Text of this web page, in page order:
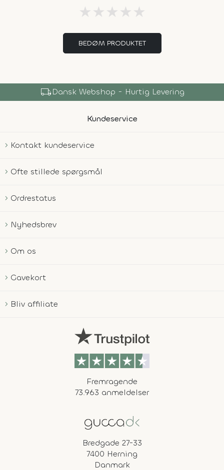
★ ★ ★ ★ ★
BEDØM PRODUKTET
local_shippingDansk Webshop - Hurtig Levering
Kundeservice
Kontakt kundeservice
Ofte stillede spørgsmål
Ordrestatus
Nyhedsbrev
Om os
Gavekort
Bliv affiliate
Fremragende
73.963 anmeldelser
Bredgade 27-33
7400 Herning
Danmark